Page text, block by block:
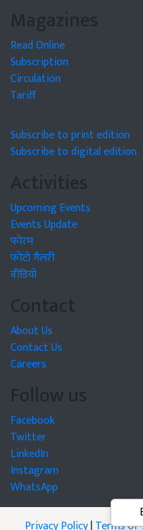
Magazines
Read Online
Subscription
Circulation
Tariff
Subscribe to print edition
Subscribe to digital edition
Activities
Upcoming Events
Events Update
फोरम
फोटो गैलरी
वीडियो
Contact
About Us
Contact Us
Careers
Follow us
Facebook
Twitter
LinkedIn
Instagram
WhatsApp